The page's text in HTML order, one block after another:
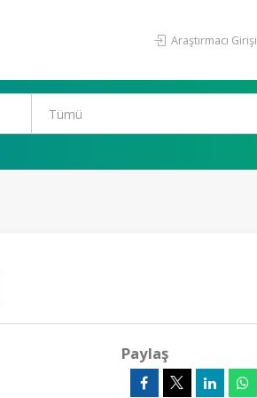
Araştırmacı Girişi
Paylaş